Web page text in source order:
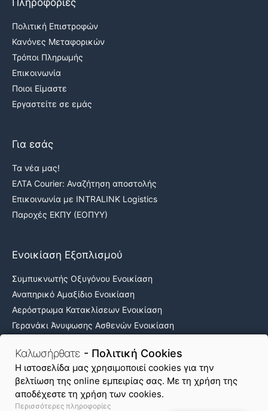
Καλωσήρθατε - Πολιτική Cookies
H ιστοσελίδα μας χρησιμοποιεί cookies για την
βελτίωση της online εμπειρίας σας. Με τη χρήση της
αποδέχεστε τη χρήση των cookies.
Περισσότερες πληροφορίες
Πληροφορίες
Πολιτική Επιστροφών
Κανόνες Μεταφορικών
Τρόποι Πληρωμής
Επικοινωνία
Ποιοι Είμαστε
Εργαστείτε σε εμάς
Για εσάς
Τα νέα μας!
ΕΛΤΑ Courier: Αναζήτηση αποστολής
Επικοινωνία με INTRALINK Logistics
Παροχές ΕΚΠΥ (ΕΟΠΥΥ)
Ενοικίαση Εξοπλισμού
Συμπυκνωτής Οξυγόνου Ενοικίαση
Αναπηρικό Αμαξίδιο Ενοικίαση
Αερόστρωμα Κατακλίσεων Ενοικίαση
Γερανάκι Άνυψωσης Ασθενών Ενοικίαση
Όροι Χρήσης & Απόρρητο
Πολιτική Cookies